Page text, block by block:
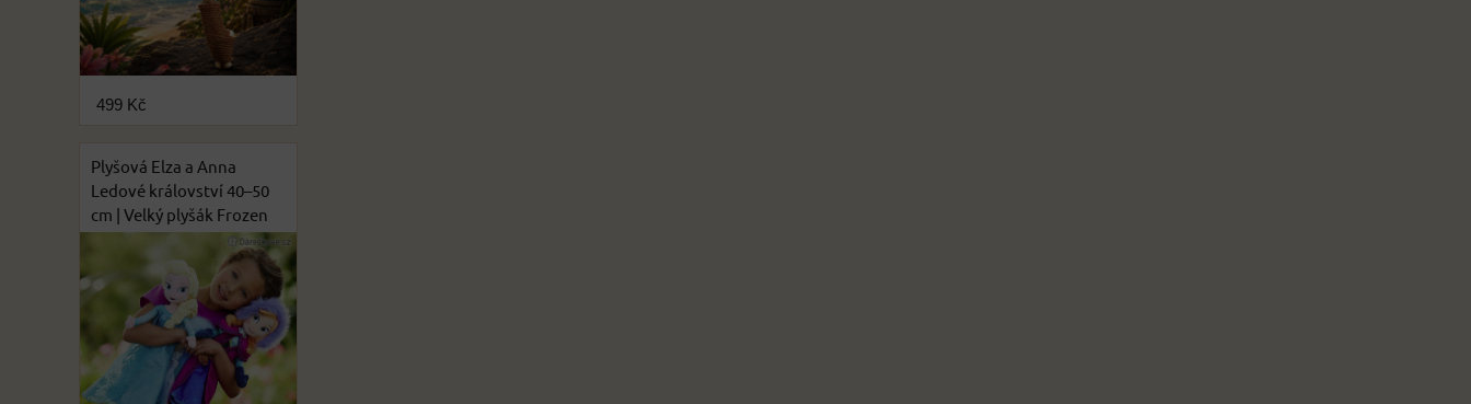
499 Kč
Plyšová Elza a Anna
Ledové království 40–50
cm | Velký plyšák Frozen